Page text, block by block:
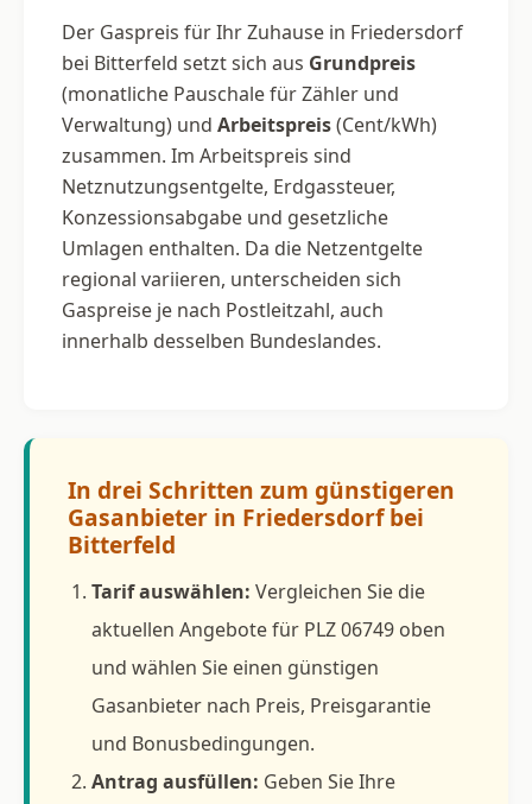
Der Gaspreis für Ihr Zuhause in Friedersdorf
bei Bitterfeld setzt sich aus Grundpreis
(monatliche Pauschale für Zähler und
Verwaltung) und Arbeitspreis(Cent/kWh)
zusammen. Im Arbeitspreis sind
Netznutzungsentgelte, Erdgassteuer,
Konzessionsabgabe und gesetzliche
Umlagen enthalten. Da die Netzentgelte
regional variieren, unterscheiden sich
Gaspreise je nach Postleitzahl, auch
innerhalb desselben Bundeslandes.
In drei Schritten zum günstigeren
Gasanbieter in Friedersdorf bei
Bitterfeld
Tarif auswählen: Vergleichen Sie die
aktuellen Angebote für PLZ 06749 oben
und wählen Sie einen günstigen
Gasanbieter nach Preis, Preisgarantie
und Bonusbedingungen.
Antrag ausfüllen: Geben Sie Ihre